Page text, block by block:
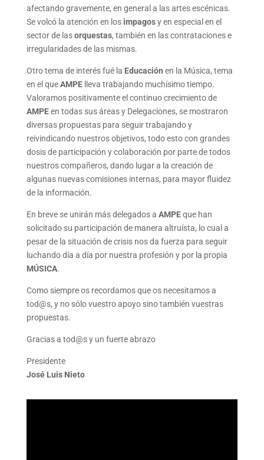
afectando gravemente, en general a las artes escénicas.
Se volcó la atención en los impagosy en especial en el
sector de lasorquestas, también en las contrataciones e
irregularidades de las mismas.
Otro tema de interés fué la Educación en la Música, tema
en el queAMPE lleva trabajando muchísimo tiempo.
Valoramos positivamente el continuo crecimiento de
AMPEen todas sus áreas y Delegaciones, se mostraron
diversas propuestas para seguir trabajando y
reivindicando nuestros objetivos, todo esto con grandes
dosis de participación y colaboración por parte de todos
nuestros compañeros, dando lugar a la creación de
algunas nuevas comisiones internas, para mayor fluidez
de la información.
En breve se unirán más delegados a AMPEque han
solicitado su participación de manera altruísta, lo cual a
pesar de la situación de crisis nos da fuerza para seguir
luchando día a día por nuestra profesión y por la propia
MÚSICA.
Como siempre os recordamos que os necesitamos a
tod@s, y no sólo vuestro apoyo sino también vuestras
propuestas.
Gracias a tod@s y un fuerte abrazo
Presidente
José Luis Nieto